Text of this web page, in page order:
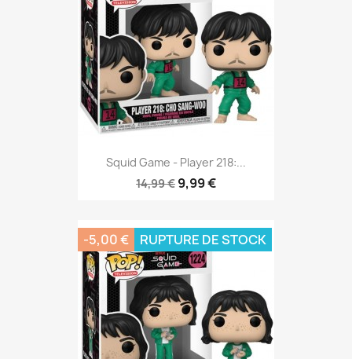
Squid Game - Player 218:...
14,99 € 9,99 €
-5,00 € RUPTURE DE STOCK